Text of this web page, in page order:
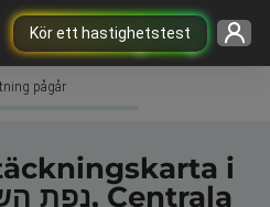
Kör ett hastighetstest
pågår
i